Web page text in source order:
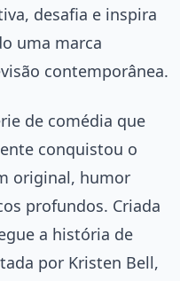
desafia e inspira
uma marca
contemporânea.
de comédia que
conquistou o
original, humor
profundos. Criada
a história de
por Kristen Bell,